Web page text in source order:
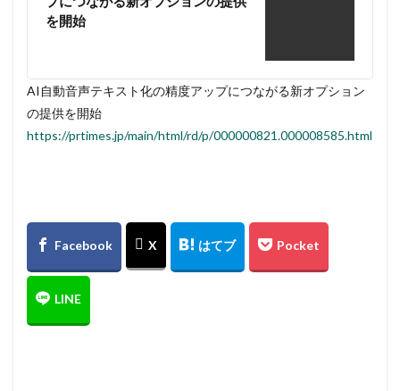
を開始
AI自動音声テキスト化の精度アップにつながる新オプション
の提供を開始
https://prtimes.jp/main/html/rd/p/000000821.000008585.html